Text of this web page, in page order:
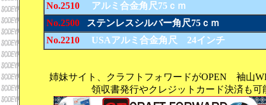
No.2510
アルミ合金角尺75ｃｍ
No.2500ステンレスシルバー角尺75ｃｍ
No.2210
USAアルミ合金角尺 24インチ
姉妹サイト、クラフトフォワードがOPEN 袖山
領収書発行やクレジットカード決済も